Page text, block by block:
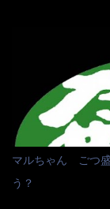
に行っても同じメ
近は、ステーキガ
くて） しかし最
ア担当は2人程度
ネル！！ 凄いよ
居たと思うけど・
ーポンなんだけど
くれたが、何故か
マルちゃん ごつ盛
う？